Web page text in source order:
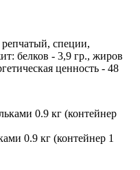
специи,
белков - 3,9 гр., жиров
ценность - 48
0.9 кг (контейнер 1